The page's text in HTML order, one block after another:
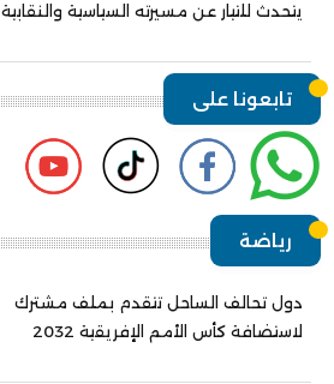
يتحدث للتيار عن مسيرته السياسية والنقابية
تابعونا على
رياضة
دول تحالف الساحل تتقدم بملف مشترك
لاستضافة كأس الأمم الإفريقية 2032